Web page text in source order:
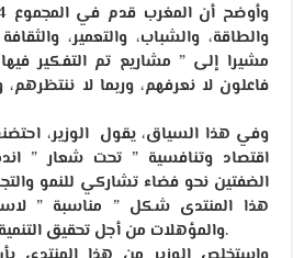
والطاقة، والشباب، والتعمير،
مشيرا إلى ” مشاريع تم التفكير
فاعلون لا نعرفهم، وربما لا
وفي هذا السياق، يقول الوزير،
اقتصاد وتنافسية ” تحت شعار ”
الضفتين نحو فضاء تشاركي للنمو
هذا المنتدى شكل ” مناسبة ”
والمؤهلات من أجل تحقيق التنمية الاقتصادية في المتوسط.